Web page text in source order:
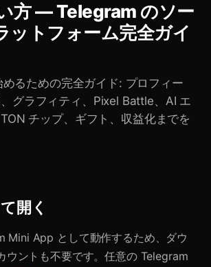
方 — Telegram のソー
ットフォーム完全ガイ
るための完全ガイド: プロフィー
グラフィティ、Pixel Battle、AI エ
チップ、ギフト、収益化までを
開く
Mini App として動作するため、ダウ
ウントも不要です。任意の Telegram